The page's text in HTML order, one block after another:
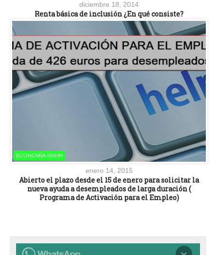
diciembre 18, 2014
Renta básica de inclusión ¿En qué consiste?
ECONOMÍA-RRHH
enero 14, 2015
Abierto el plazo desde el 15 de enero para solicitar la
nueva ayuda a desempleados de larga duración (
Programa de Activación para el Empleo)